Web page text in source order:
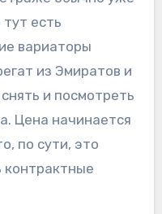
есть
вариаторы
из Эмиратов и
и посмотреть
Цена начинается
по сути, это
контрактные